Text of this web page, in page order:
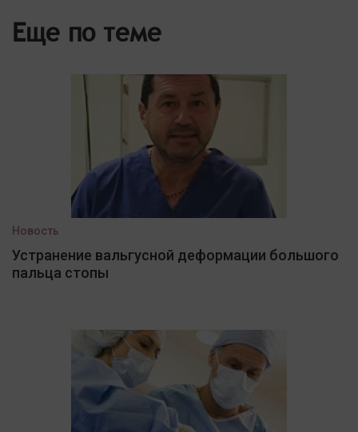
Еще по теме
Новость
Устранение вальгусной деформации большого
пальца стопы